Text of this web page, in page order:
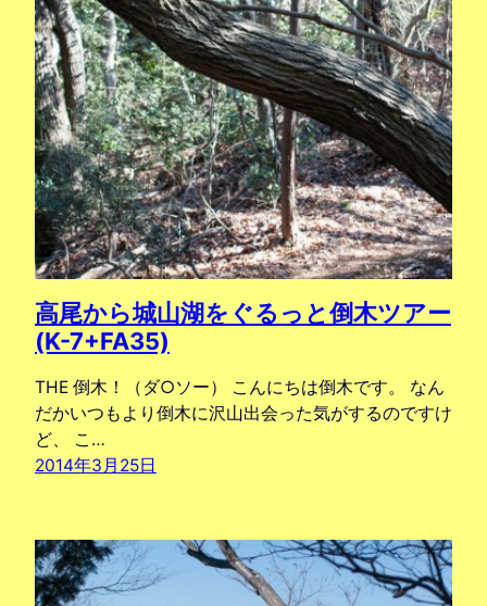
高尾から城山湖をぐるっと倒木ツアー
(K-7+FA35)
THE 倒木！（ダ○ソー） こんにちは倒木です。 なん
だかいつもより倒木に沢山出会った気がするのですけ
ど、 こ…
2014年3月25日